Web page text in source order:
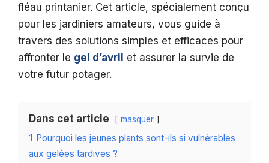
fléau printanier. Cet article, spécialement conçu
pour les jardiniers amateurs, vous guide à
travers des solutions simples et efficaces pour
affronter le gel d’avril et assurer la survie de
votre futur potager.
Dans cet article masquer
1 Pourquoi les jeunes plants sont-ils si vulnérables
aux gelées tardives ?